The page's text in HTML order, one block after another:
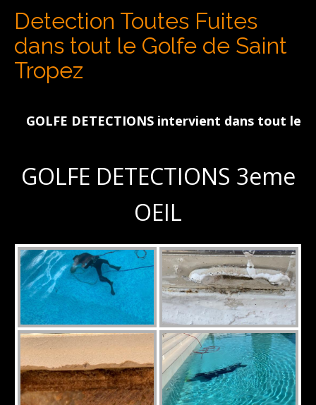
Detection Toutes Fuites
dans tout le Golfe de Saint
Tropez
GOLFE DETECTIONS intervient dans tout le
GOLFE DETECTIONS 3eme
OEIL